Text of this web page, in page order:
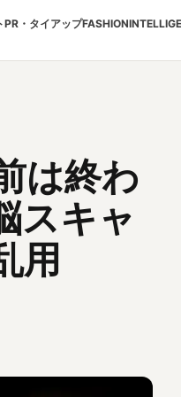
PR・タイアップFASHION
は終わ
スキャ
用